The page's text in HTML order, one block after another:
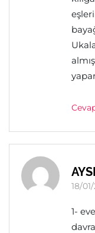
18/
1-